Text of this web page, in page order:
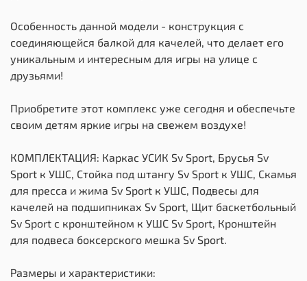
Особенность данной модели - конструкция с
соединяющейся балкой для качелей, что делает его
уникальным и интересным для игры на улице с
друзьями!
Приобретите этот комплекс уже сегодня и обеспечьте
своим детям яркие игры на свежем воздухе!
КОМПЛЕКТАЦИЯ: Каркас УСИК Sv Sport, Брусья Sv
Sport к УШС, Стойка под штангу Sv Sport к УШС, Скамья
для пресса и жима Sv Sport к УШС, Подвесы для
качелей на подшипниках Sv Sport, Щит баскетбольный
Sv Sport c кронштейном к УШС Sv Sport, Кронштейн
для подвеса боксерского мешка Sv Sport.
Размеры и характеристики: